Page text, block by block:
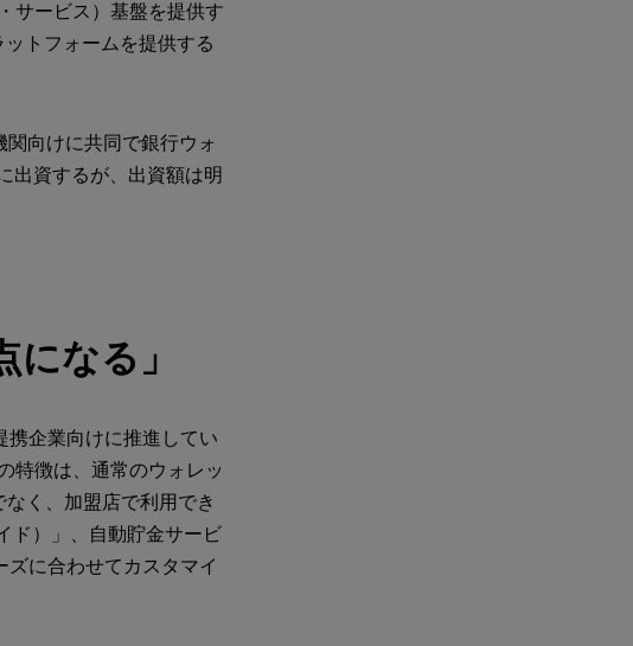
サービス）基盤を提供す
トフォームを提供する
向けに共同で銀行ウォ
出資するが、出資額は明
になる」
携企業向けに推進してい
特徴は、通常のウォレッ
く、加盟店で利用でき
ド）」、自動貯金サービ
に合わせてカスタマイ